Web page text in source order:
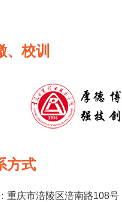
、校训
方式
重庆市涪陵区涪南路108号